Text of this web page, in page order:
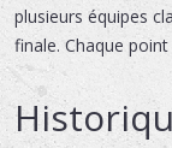
plusieurs équipes
finale. Chaque